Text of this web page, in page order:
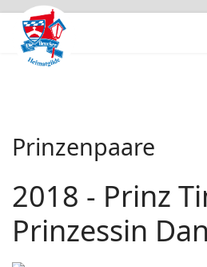
Prinzenpaare
2018 - Prinz
Prinzessin